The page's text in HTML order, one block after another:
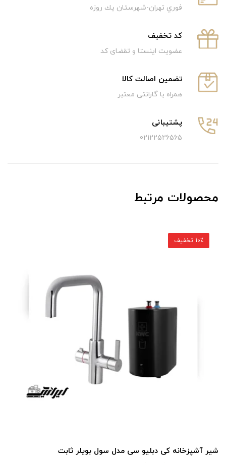
فوري تهران-شهرستان يك روزه
كد تخفيف
عضویت اینستا و تقضای کد
تضمین اصالت کالا
همراه با گارانتی معتبر
پشتیبانی
02122526565
محصولات مرتبط
شیر آشپزخانه کی دبلیو سی مدل سول بویلر ثابت
10٪ تخفیف